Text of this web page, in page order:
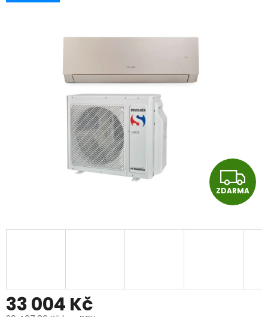
Z
D
A
ZDARMA
33 004 Kč